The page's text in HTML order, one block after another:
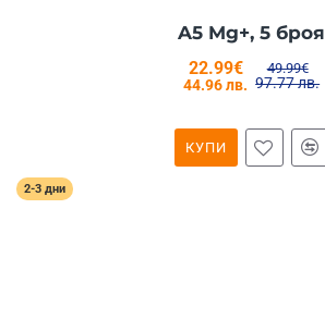
A5 Mg+, 5 броя
22.99€
44.96 лв.
49.99€
97.77 лв.
КУПИ
2-3 дни